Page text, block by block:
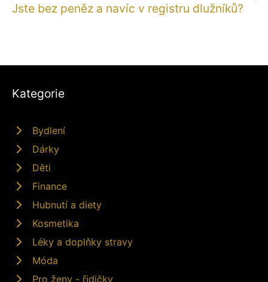
Jste bez peněz a navíc v registru dlužníků?
Kategorie
Bydlení
Dárky
Děti
Finance
Hubnutí a diety
Kosmetika
Léky a doplňky stravy
Móda
Pro ženy - řidičky